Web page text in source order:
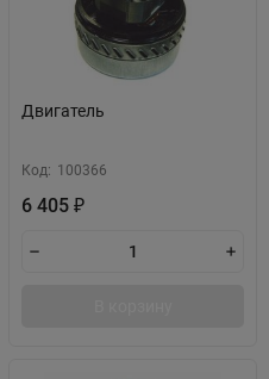
Двигатель
Код: 100366
6 405 ₽